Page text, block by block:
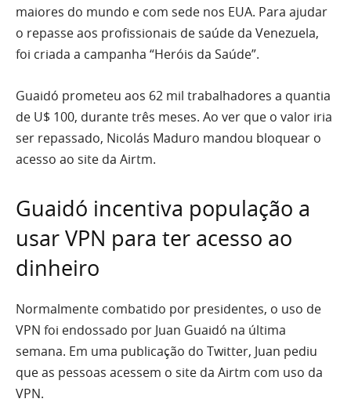
maiores do mundo e com sede nos EUA. Para ajudar
o repasse aos profissionais de saúde da Venezuela,
foi criada a campanha “Heróis da Saúde”.
Guaidó prometeu aos 62 mil trabalhadores a quantia
de U$ 100, durante três meses. Ao ver que o valor iria
ser repassado, Nicolás Maduro mandou bloquear o
acesso ao site da Airtm.
Guaidó incentiva população a
usar VPN para ter acesso ao
dinheiro
Normalmente combatido por presidentes, o uso de
VPN foi endossado por Juan Guaidó na última
semana. Em uma publicação do Twitter, Juan pediu
que as pessoas acessem o site da Airtm com uso da
VPN.